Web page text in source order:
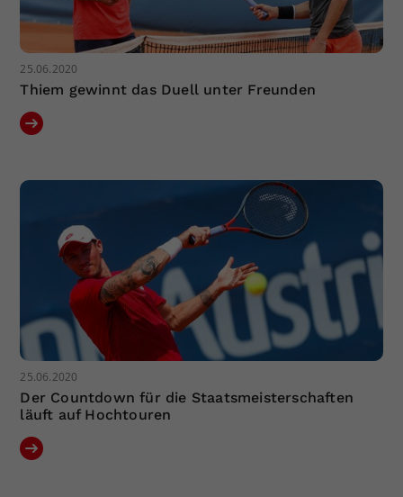
25.06.2020
Thiem gewinnt das Duell unter Freunden
25.06.2020
Der Countdown für die Staatsmeisterschaften
läuft auf Hochtouren